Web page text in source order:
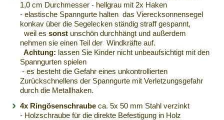
1,0 cm Durchmesser - hellgrau mit 2x Haken
- elastische Spanngurte halten das Vierecksonnensegel
konkav über die Segelecken ständig straff gespannt,
weil es sonst unschön durchhängt und außerdem
nehmen sie einen Teil der Windkräfte auf.
Achtung: lassen Sie Kinder nicht unbeaufsichtigt mit den
Spanngurten spielen
- es besteht die Gefahr eines unkontrollierten
Zurückschnellens der Spanngurte mit Verletzungsgefahr
durch die Metallhaken.
4x Ringösenschraube ca. 5x 50 mm Stahl verzinkt
- Holzschraube für die direkte Befestigung in Holz